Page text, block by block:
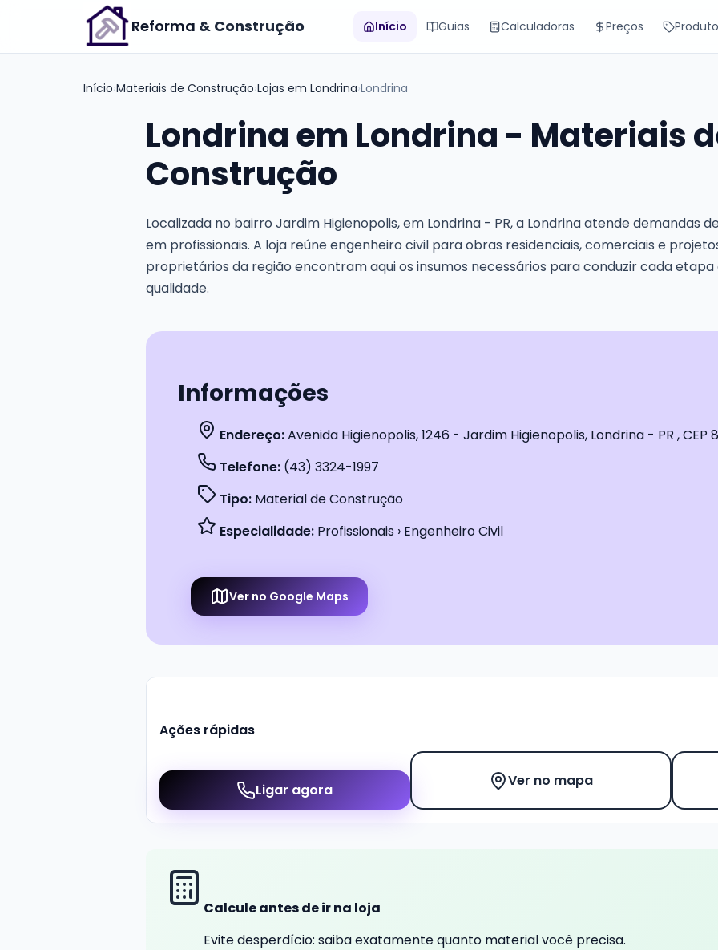
Reforma & Construção Início Guias Calculadoras Preços
Início›Materiais de Construção›Lojas em Londrina›Londrina
Londrina em Londrina - Materiais
Construção
Localizada no bairro Jardim Higienopolis, em Londrina - PR, a Londrina atende demandas
em profissionais. A loja reúne engenheiro civil para obras residenciais, comerciais e
proprietários da região encontram aqui os insumos necessários para conduzir cada
qualidade.
Informações
Endereço:Avenida Higienopolis, 1246 - Jardim Higienopolis, Londrina - PR , CEP
Telefone: (43) 3324-1997
Tipo: Material de Construção
Especialidade: Profissionais › Engenheiro Civil
Ver no Google Maps
Ações rápidas
Ligar agora
Ver no mapa
Calcule antes de ir na loja
Evite desperdício: saiba exatamente quanto material você precisa.